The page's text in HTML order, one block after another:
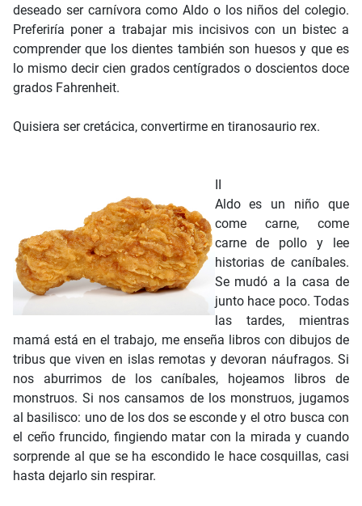
deseado ser carnívora como Aldo o los niños del colegio.
Preferiría poner a trabajar mis incisivos con un bistec a
comprender que los dientes también son huesos y que es
lo mismo decir cien grados centígrados o doscientos doce
grados Fahrenheit.
Quisiera ser cretácica, convertirme en tiranosaurio rex.
Aldo es un niño que
come carne, come
carne de pollo y lee
historias de caníbales.
Se mudó a la casa de
junto hace poco. Todas
las tardes, mientras
mamá está en el trabajo, me enseña libros con dibujos de
tribus que viven en islas remotas y devoran náufragos. Si
nos aburrimos de los caníbales, hojeamos libros de
monstruos. Si nos cansamos de los monstruos, jugamos
al basilisco: uno de los dos se esconde y el otro busca con
el ceño fruncido, fingiendo matar con la mirada y cuando
sorprende al que se ha escondido le hace cosquillas, casi
hasta dejarlo sin respirar.